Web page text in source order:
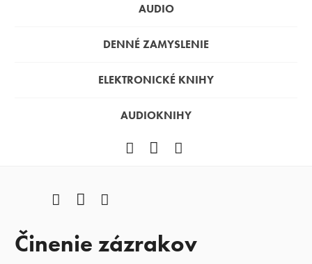
AUDIO
DENNÉ ZAMYSLENIE
ELEKTRONICKÉ KNIHY
AUDIOKNIHY
Facebook
YouTube
FacebookYouTube
Činenie zázrakov